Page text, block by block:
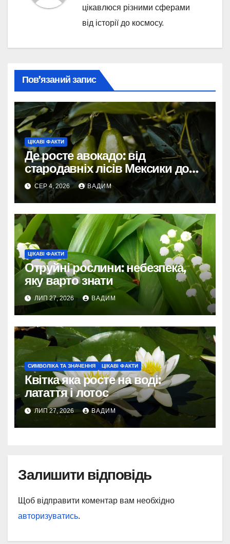
цікавлюся різними сферами
від історії до космосу.
Пов’язаний запис
ЦІКАВІ ФАКТИ
Де росте авокадо: від
стародавніх лісів Мексики до
сучасних плантацій світу
СЕР 4, 2026 ВАДИМ
ЦІКАВІ ФАКТИ
Отруйні рослини: небезпека,
яку варто знати
ЛИП 27, 2026 ВАДИМ
СИМВОЛІКА ТА ЗНАЧЕННЯ ЦІКАВІ ФАКТИ
Квітка яка росте на воді:
латаття і лотос
ЛИП 27, 2026 ВАДИМ
Залишити відповідь
Щоб відправити коментар вам необхідно
авторизуватись.